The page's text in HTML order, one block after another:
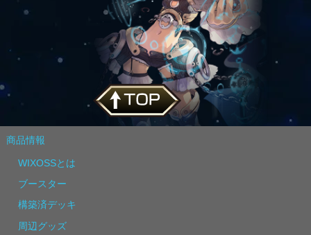
商品情報
WIXOSSとは
ブースター
構築済デッキ
周辺グッズ